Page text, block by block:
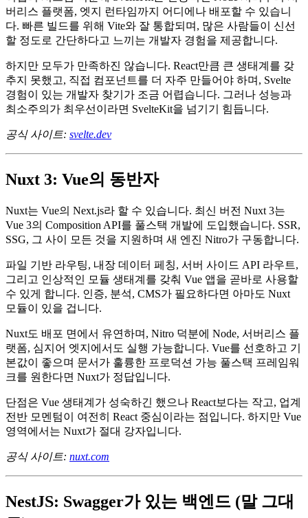
load 함수로 로드되고, 폼 제출은 깔끔하고 직관적인 액션 함
수로 처리됩니다.
어댑터 시스템 덕분에 SvelteKit은 전통적인 Node 서버부터 서
버리스 플랫폼, 엣지 런타임까지 어디에나 배포할 수 있습니
다. 빠른 빌드를 위해 Vite와 잘 통합되며, 많은 사람들이 신선
할 정도로 간단하다고 느끼는 개발자 경험을 제공합니다.
하지만 모두가 만족하진 않습니다. React만큼 큰 생태계를 갖
추지 못했고, 직접 컴포넌트를 더 자주 만들어야 하며, Svelte
경험이 있는 개발자 찾기가 조금 어렵습니다. 그러나 성능과
최소주의가 최우선이라면 SvelteKit을 넘기기 힘듭니다.
공식 사이트:svelte.dev
Nuxt 3: Vue의 동반자
Nuxt는 Vue의 Next.js라 할 수 있습니다. 최신 버전 Nuxt 3는
Vue 3의 Composition API를 풀스택 개발에 도입했습니다. SSR,
SSG, 그 사이 모든 것을 지원하며 새 엔진 Nitro가 구동합니다.
파일 기반 라우팅, 내장 데이터 페칭, 서버 사이드 API 라우트,
그리고 인상적인 모듈 생태계를 갖춰 Vue 앱을 곧바로 사용할
수 있게 합니다. 인증, 분석, CMS가 필요하다면 아마도 Nuxt
모듈이 있을 겁니다.
Nuxt도 배포 면에서 유연하며, Nitro 덕분에 Node, 서버리스 플
랫폼, 심지어 엣지에서도 실행 가능합니다. Vue를 선호하고 기
본값이 좋으며 문서가 훌륭한 프로덕션 가능 풀스택 프레임워
크를 원한다면 Nuxt가 정답입니다.
단점은 Vue 생태계가 성숙하긴 했으나 React보다는 작고, 업계
전반 모멘텀이 여전히 React 중심이라는 점입니다. 하지만 Vue
영역에서는 Nuxt가 절대 강자입니다.
공식 사이트:nuxt.com